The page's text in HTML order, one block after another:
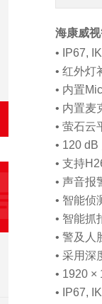
海康威
• IP67,
• 红外灯
• 内置
• 内置麦
• 萤石云
• 120 dB
• 支持
• 声音报
• 智能侦
• 智能抓
• 警及人
• 采用深
• 1920 ×
• IP67,